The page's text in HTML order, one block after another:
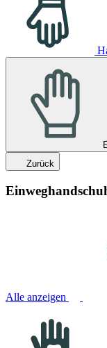
Zurück
Alle anzeigen